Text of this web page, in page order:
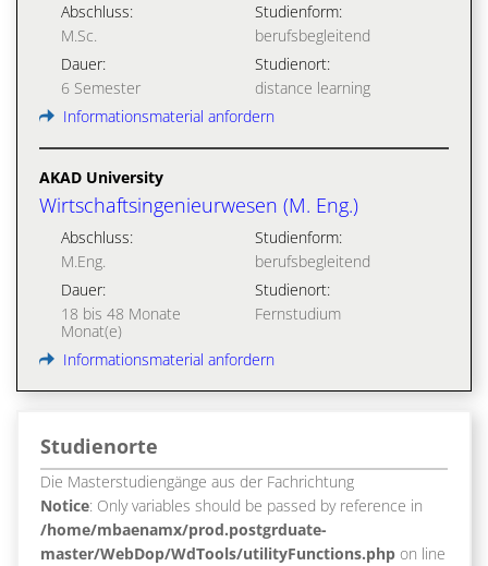
Abschluss:
M.Sc.
Studienform:
berufsbegleitend
Dauer:
6 Semester
Studienort:
distance learning
Informationsmaterial anfordern
AKAD University
Wirtschaftsingenieurwesen (M. Eng.)
Abschluss:
M.Eng.
Studienform:
berufsbegleitend
Dauer:
18 bis 48 Monate
Monat(e)
Studienort:
Fernstudium
Informationsmaterial anfordern
Studienorte
Die Masterstudiengänge aus der Fachrichtung
Notice: Only variables should be passed by reference in
/home/mbaenamx/prod.postgrduate-
master/WebDop/WdTools/utilityFunctions.php on line